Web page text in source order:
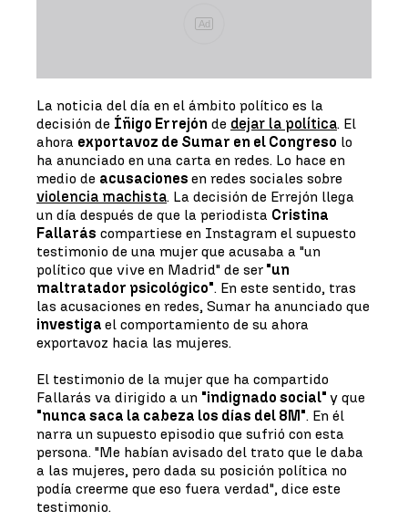
Ad
La noticia del día en el ámbito político es la
decisión de Íñigo Errejón de dejar la política. El
ahora exportavoz de Sumar en el Congreso lo
ha anunciado en una carta en redes. Lo hace en
medio de acusaciones en redes sociales sobre
violencia machista. La decisión de Errejón llega
un día después de que la periodista Cristina
Fallarás compartiese en Instagram el supuesto
testimonio de una mujer que acusaba a "un
político que vive en Madrid" de ser "un
maltratador psicológico". En este sentido, tras
las acusaciones en redes, Sumar ha anunciado que
investiga el comportamiento de su ahora
exportavoz hacia las mujeres.
El testimonio de la mujer que ha compartido
Fallarás va dirigido a un "indignado social" y que
"nunca saca la cabeza los días del 8M". En él
narra un supuesto episodio que sufrió con esta
persona. "Me habían avisado del trato que le daba
a las mujeres, pero dada su posición política no
podía creerme que eso fuera verdad", dice este
testimonio.